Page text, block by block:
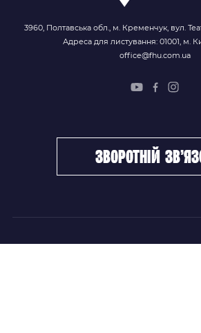
3960, Полтавська обл., м. Кременчук, вул.
Адреса для листування: 01001, м.
office@fhu.com.ua
зворотній